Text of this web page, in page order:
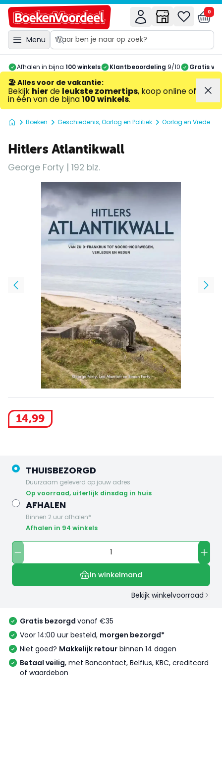
Menu
0
Afhalen in bijna 100 winkels Klantbeoordeling 9/10 Gratis
🏖️ Alles voor de vakantie:
Bekijk hierde leukste zomertips, koop online of
in één van de bijna100 winkels.
Boeken Geschiedenis, Oorlog en Politiek Oorlog en Vrede
Hitlers Atlantikwall
George Forty | 192 blz.
14,99
THUISBEZORGD
Duurzaam geleverd op jouw adres
op voorraad, uiterlijk dinsdag in huis
AFHALEN
Binnen 2 uur afhalen*
Afhalen in 94 winkels
In winkelmand
Bekijk winkelvoorraad
Gratis bezorgd vanaf €35
Voor 14:00 uur besteld, morgen bezorgd*
Niet goed? Makkelijk retour binnen 14 dagen
Betaal veilig, met Bancontact, Belfius, KBC, creditcard
of waardebon